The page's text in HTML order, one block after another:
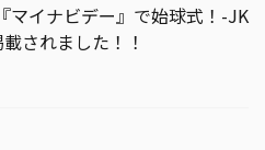
マイナビデー』で始球式！-JK
されました！！